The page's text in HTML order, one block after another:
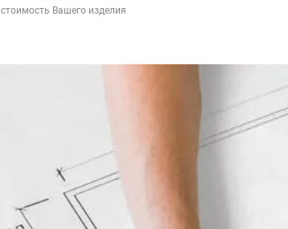
стоимость Вашего изделия